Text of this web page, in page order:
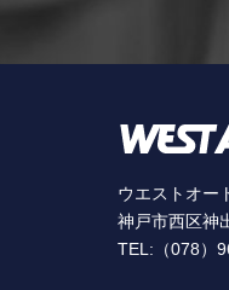
ウエストオー
神戸市西区神
TEL:（078）